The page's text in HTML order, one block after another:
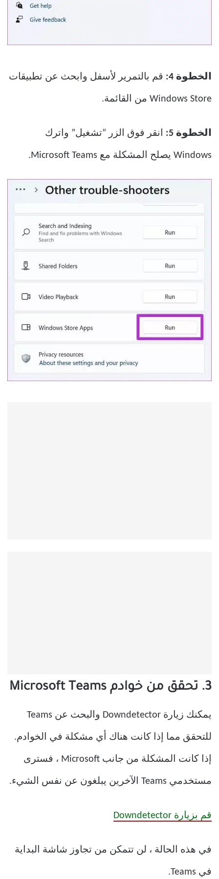
الخطوة 4: قم بالتمرير لأسفل وابحث عن تطبيقات
Windows Store من القائمة.
الخطوة 5: انقر فوق الزر “تشغيل” واترك
Windows يصلح المشكلة مع Microsoft Teams.
3. تحقق من خوادم Microsoft Teams
يمكنك زيارة Downdetector والبحث عن Teams
للتحقق مما إذا كانت هناك أي مشكلة في الخوادم.
إذا كانت المشكلة من جانب Microsoft ، فسترى
مستخدمي Teams الآخرين يبلغون عن نفس الشيء.
قم بزيارة Downdetector
في هذه الحالة ، لن تتمكن من تجاوز شاشة البداية
في Teams.